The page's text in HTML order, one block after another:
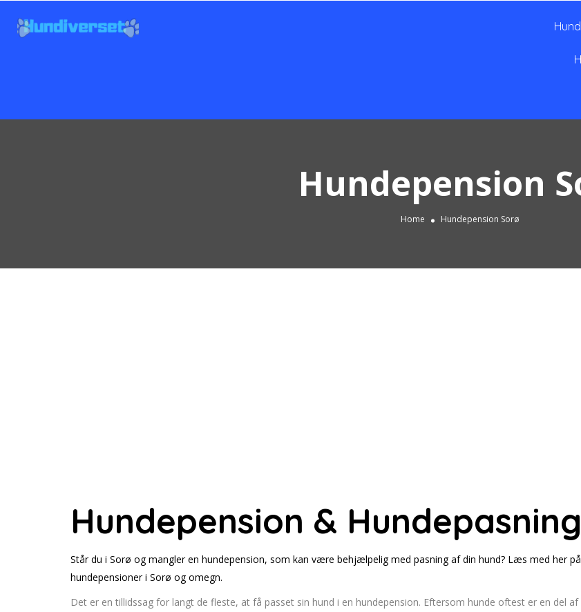
Hundepension
Home Hundepension Sorø
Hundepension &
Står du i Sorø og mangler en hundepension, som kan være behjælpelig med pasning af din hund? Læs med her
hundepensioner i Sorø og omegn.
Det er en tillidssag for langt de fleste, at få passet sin hund i en hundepension. Eftersom hunde oftest er en del